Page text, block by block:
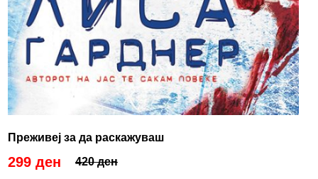
Преживеј за да раскажуваш
420 ден
299 ден